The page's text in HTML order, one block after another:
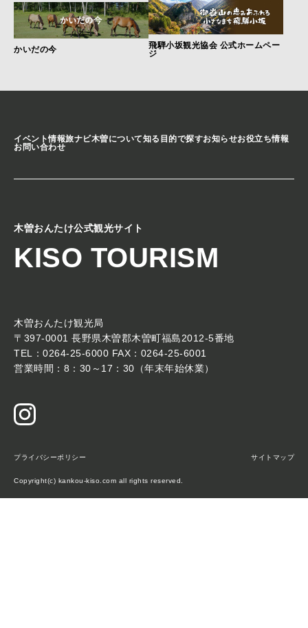
かいだの今
飛騨小坂観光協会 公式ホームペー
ジ
イベント情報旅ナビ木曽について知る 目的で探すお知らせお役立ち情報
お問い合わせ
木曽おんたけ公式観光サイト
KISO TOURISM
木曽おんたけ観光局
〒397-0001 長野県木曽郡木曽町福島2012-5番地
TEL：0264-25-6000 FAX：0264-25-6001
営業時間：8：30～17：30（年末年始休業）
プライバシーポリシー サイトマップ
Copyright(c) kankou-kiso.com all rights reserved.